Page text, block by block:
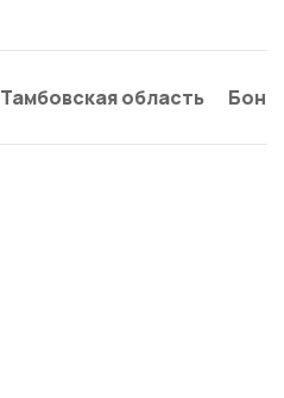
Тамбовская область